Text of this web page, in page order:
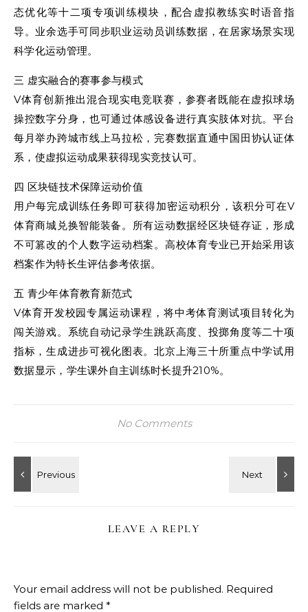
态优化等十二项专项训练模块，配合虚拟教练实时语音指
导。业余选手可同步职业运动员训练数据，在居家场景实现
科学化运动管理。
三 虚实融合的赛事参与模式
V体育创新推出混合现实电竞联赛，参赛者既能在虚拟球场
操控数字分身，也可通过体感设备进行真实肢体对抗。平台
每月举办跨城市线上马拉松，完赛数据直通中国田协认证体
系，使虚拟运动成果获得现实竞技认可。
四 区块链技术保障运动价值
用户每完成训练任务即可获得加密运动积分，该积分可在V
体育商城兑换智能装备。所有运动数据经区块链存证，形成
不可篡改的个人数字运动档案。高校体育专业已开始采用该
档案作为特长生评估参考依据。
五 青少年体育教育新范式
V体育开发校园专属运动课程，将中考体育测试项目转化为
闯关游戏。系统自动记录学生跳跃高度、投掷角度等二十项
指标，生成进步可视化图表。北京上海三十所重点中学试用
数据显示，学生课外自主训练时长提升210%。
No Comments
LEAVE A REPLY
Your email address will not be published. Required
fields are marked *